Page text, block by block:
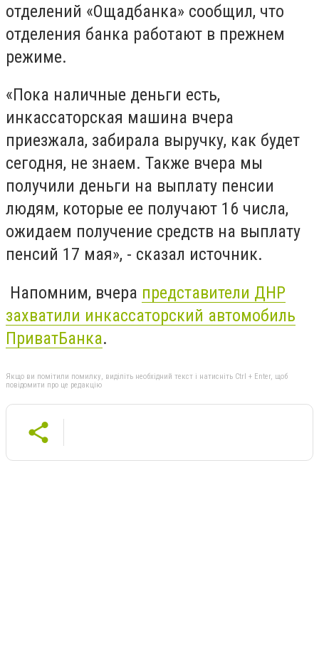
отделений «Ощадбанка» сообщил, что
отделения банка работают в прежнем
режиме.
«Пока наличные деньги есть,
инкассаторская машина вчера
приезжала, забирала выручку, как будет
сегодня, не знаем. Также вчера мы
получили деньги на выплату пенсии
людям, которые ее получают 16 числа,
ожидаем получение средств на выплату
пенсий 17 мая», - сказал источник.
Напомним, вчера представители ДНР
захватили инкассаторский автомобиль
ПриватБанка.
Якщо ви помітили помилку, виділіть необхідний текст і натисніть Ctrl + Enter, щоб
повідомити про це редакцію